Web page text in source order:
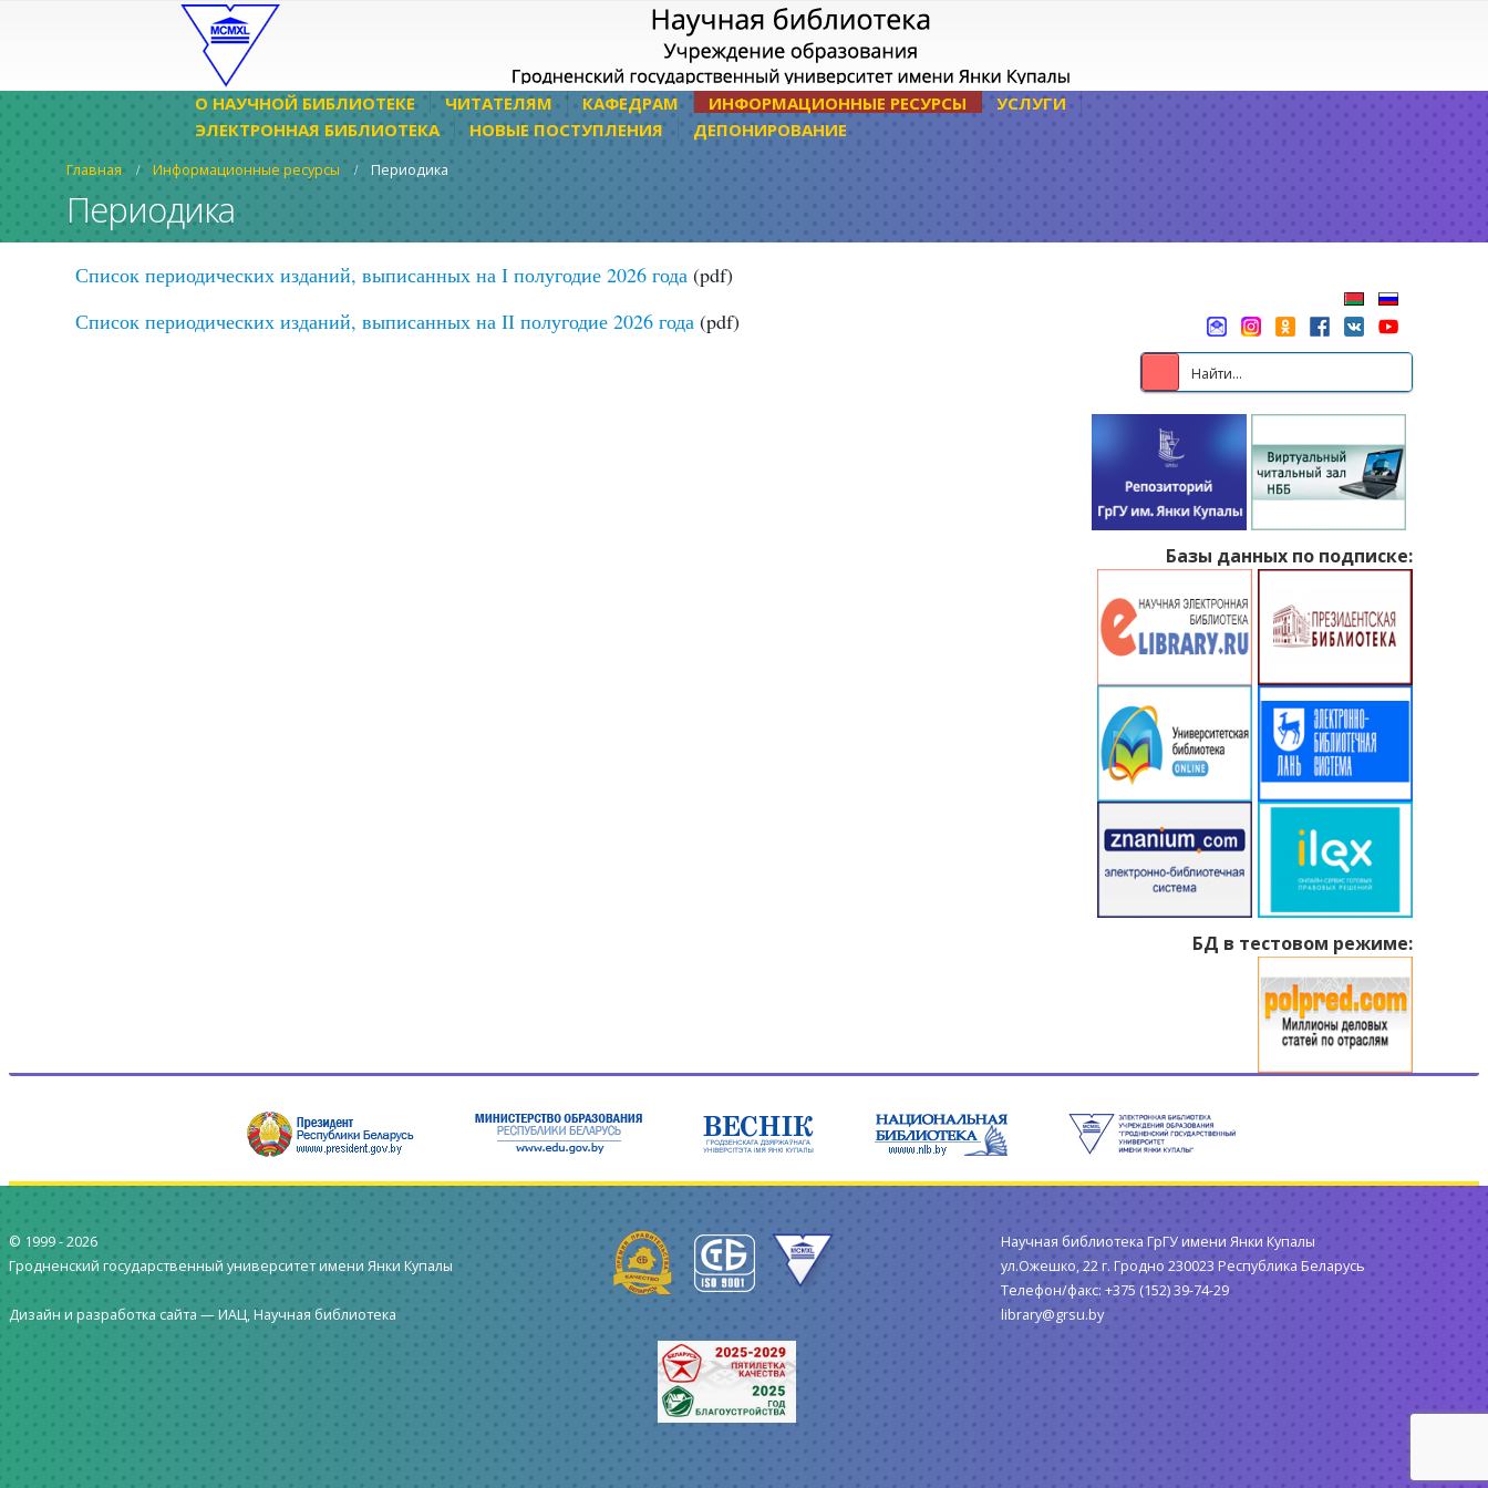
О НАУЧНОЙ БИБЛИОТЕКЕ ЧИТАТЕЛЯМ КАФЕДРАМ ИНФОРМАЦИОННЫЕ РЕСУРСЫ
УСЛУГИ
ЭЛЕКТРОННАЯ БИБЛИОТЕКА
НОВЫЕ ПОСТУПЛЕНИЯ ДЕПОНИРОВАНИЕ
Главная Информационные ресурсы Периодика
Периодика
Список периодических изданий, выписанных на І полугодие 2026 года(pdf)
Список периодических изданий, выписанных на ІІ полугодие 2026 года(pdf)
Базы данных по подписке:
БД в тестовом режиме:
© 1999 -2026
Гродненский государственный университет имени Янки Купалы
Дизайн и разработка сайта —ИАЦ, Научная библиотека
Научная библиотека ГрГУ имени Янки Купалы
ул.Ожешко, 22 г. Гродно 230023 Республика Беларусь
Телефон/факс: +375 (152) 39-74-29
library@grsu.by